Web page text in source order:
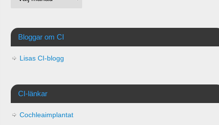
Bloggar om CI
Lisas CI-blogg
CI-länkar
Cochleaimplantat